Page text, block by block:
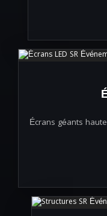
Écrans géants